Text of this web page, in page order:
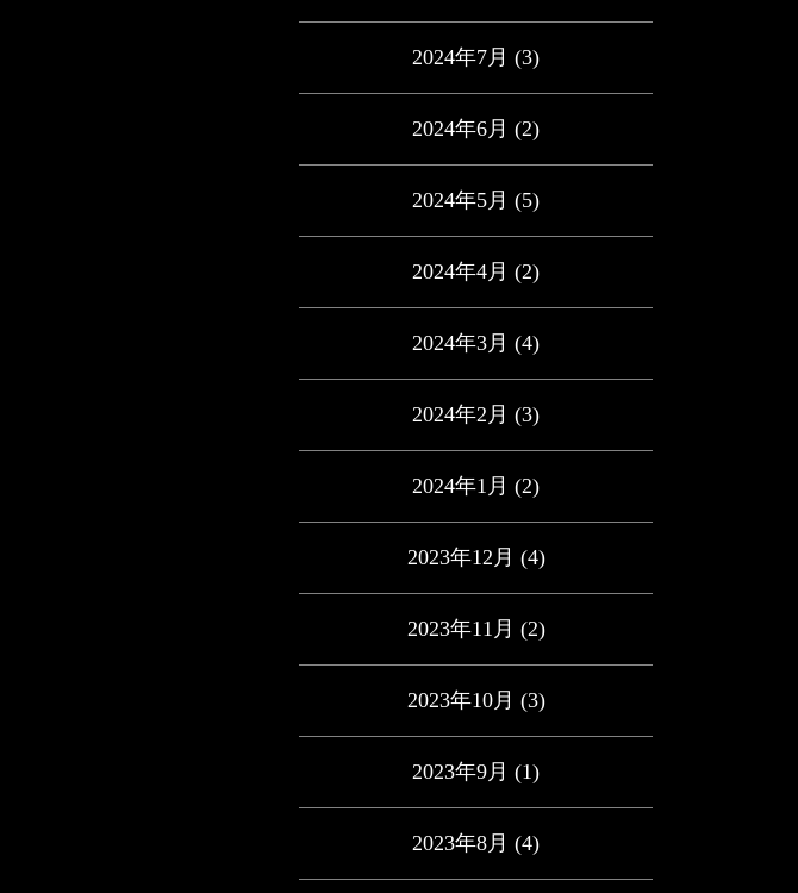
2024年7月 (3)
2024年6月 (2)
2024年5月 (5)
2024年4月 (2)
2024年3月 (4)
2024年2月 (3)
2024年1月 (2)
2023年12月 (4)
2023年11月 (2)
2023年10月 (3)
2023年9月 (1)
2023年8月 (4)